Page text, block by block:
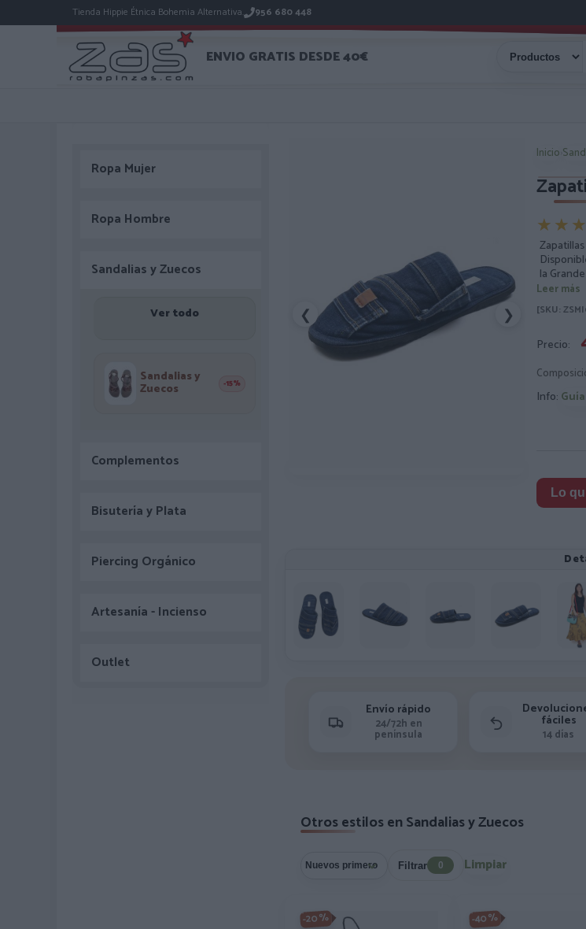
Tienda Hippie Étnica Bohemia Alternativa. 956 680 448
ENVIO GRATIS DESDE 40€
Ropa Mujer
Ropa Hombre
Sandalias y Zuecos
Ver todo
Sandalias y
Zuecos -15%
Complementos
Bisutería y Plata
Piercing Orgánico
Artesanía - Incienso
Outlet
❮ ❯
Inicio
la
Leer más
[SKU:
Precio:
Info:
Lo
Envío rápido
24/72h en
península
fáciles
14 días
Otros estilos en Sandalias y Zuecos
Filtrar 0 Limpiar
-20% -40%